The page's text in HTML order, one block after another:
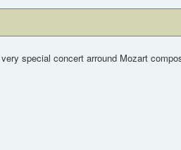
special concert arround Mozart